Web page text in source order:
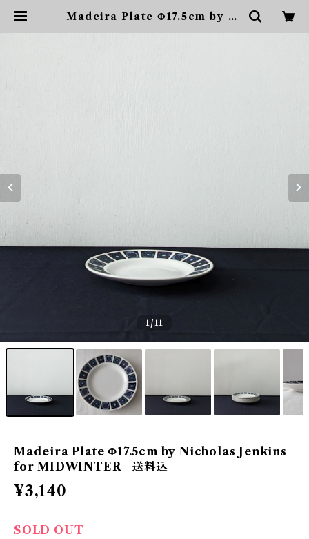
Madeira Plate Φ17.5cm by Ni
1/11
Madeira Plate Φ17.5cm by Nicholas Jenkins
for MIDWINTER 送料込
¥3,140
SOLD OUT